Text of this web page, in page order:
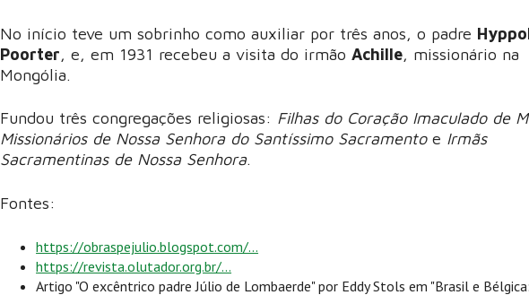
No início teve um sobrinho como auxiliar por três anos, o padre
Poorter, e, em 1931 recebeu a visita do irmãoAchille, missionário na
Mongólia.
Fundou três congregações religiosas: Filhas do Coração Imaculado de
Missionários de Nossa Senhora do Santíssimo Sacramentoe Irmãs
Sacramentinas de Nossa Senhora.
Fontes:
https://obraspejulio.blogspot.com/...
https://revista.olutador.org.br/...
Artigo "O excêntrico padre Júlio de Lombaerde" por Eddy Stols em "Brasil e